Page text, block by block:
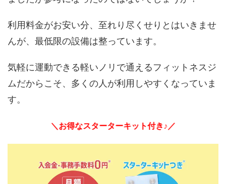
利用料金がお安い分、至れり尽くせりとはいきませ
んが、最低限の設備は整っています。
気軽に運動できる軽いノリで通えるフィットネスジ
ムだからこそ、多くの人が利用しやすくなっていま
す。
＼お得なスターターキット付き♪／